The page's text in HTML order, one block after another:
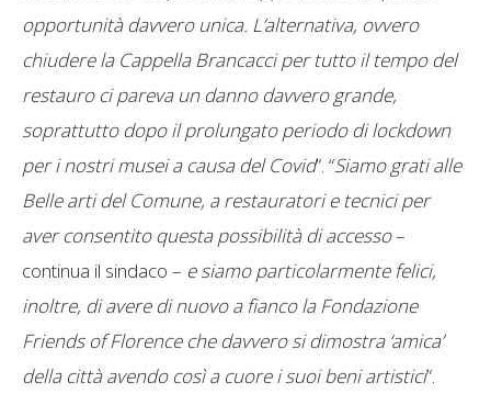
opportunità davvero unica. L’alternativa, ovvero
chiudere la Cappella Brancacci per tutto il tempo del
restauro ci pareva un danno davvero grande,
soprattutto dopo il prolungato periodo di lockdown
per i nostri musei a causa del Covid”. “Siamo grati alle
Belle arti del Comune, a restauratori e tecnici per
aver consentito questa possibilità di accesso–
continua il sindaco – e siamo particolarmente felici,
inoltre, di avere di nuovo a fianco la Fondazione
Friends of Florence che davvero si dimostra ‘amica’
della città avendo così a cuore i suoi beni artistici”.